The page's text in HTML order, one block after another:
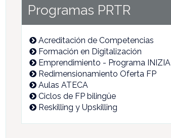
Programas PRTR
Acreditación de Competencias
Formación en Digitalización
Emprendimiento - Programa INIZIA
Redimensionamiento Oferta FP
Aulas ATECA
Ciclos de FP bilingüe
Reskilling y Upskilling